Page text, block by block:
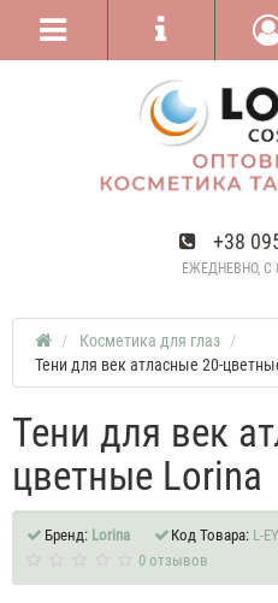
+38
ЕЖЕДНЕВНО, С
Косметика для глаз
Тени для век атласные 20-
Тени для век
цветные Lorina
Бренд: Lorina Код Товара: L-
0 отзывов